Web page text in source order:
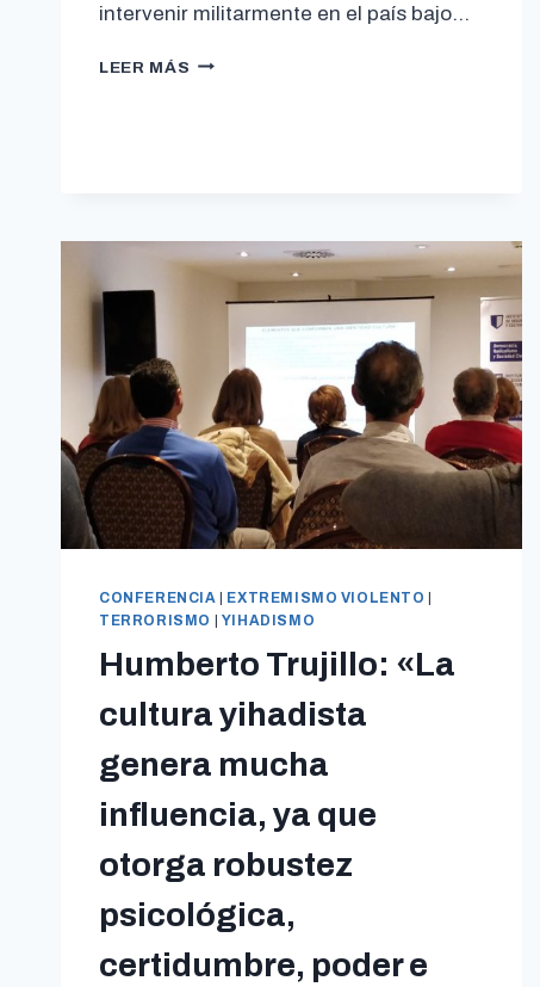
intervenir militarmente en el país bajo…
LEER MÁS
CONFERENCIA EXTREMISMO VIOLENTO
TERRORISMO
YIHADISMO
Humberto Trujillo: «La
cultura yihadista
genera mucha
influencia, ya que
otorga robustez
psicológica,
certidumbre, poder e